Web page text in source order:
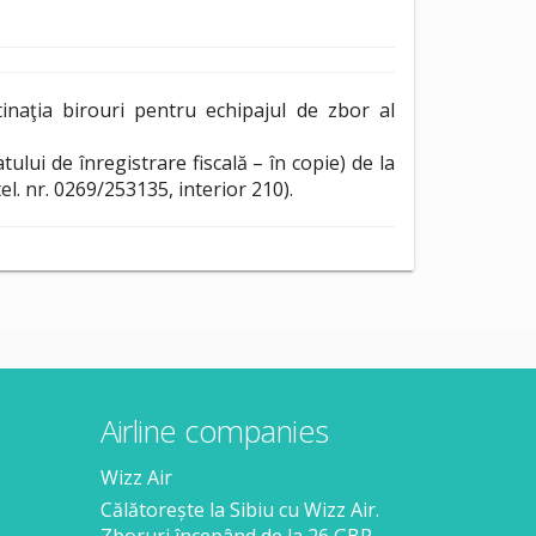
birouri pentru echipajul de zbor al
de înregistrare fiscală – în copie) de la
nr. 0269/253135, interior 210).
Airline companies
Wizz Air
Călătorește la Sibiu cu Wizz Air.